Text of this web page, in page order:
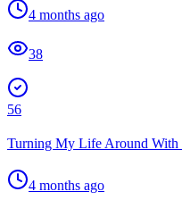
4 months ago
38
56
Turning My Life Around
4 months ago